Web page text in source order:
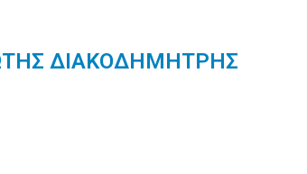
ΔΙΑΚΟΔΗΜΉΤΡΗΣ